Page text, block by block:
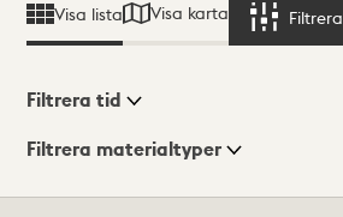
Visa lista Visa karta Filtrera
Visningsläge
Filtrera tid
Filtrera materialtyper